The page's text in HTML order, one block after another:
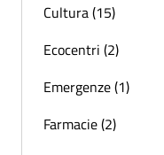
Cultura (15)
Ecocentri (2)
Emergenze (1)
Farmacie (2)